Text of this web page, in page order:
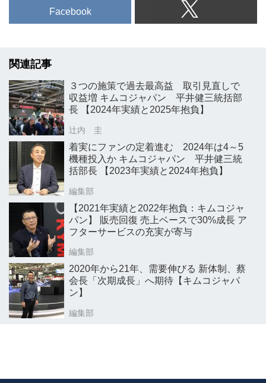
Facebook
関連記事
３つの施策で過去最高益 取引見直しで
収益増 キムコジャパン 平井健三統括部
長 【2024年実績と2025年抱負】
辻内 圭
着実にファンの定着進む 2024年は4～5
機種投入か キムコジャパン 平井健三統
括部長 【2023年実績と2024年抱負】
編集部
【2021年実績と2022年抱負：キムコジャ
パン】 販売回復 売上ベースで30%成長 ア
フターサービスの充実が寄与
編集部
2020年から21年、需要伸びる 新体制、蔡
会長「次期成長」へ期待【キムコジャパ
ン】
編集部